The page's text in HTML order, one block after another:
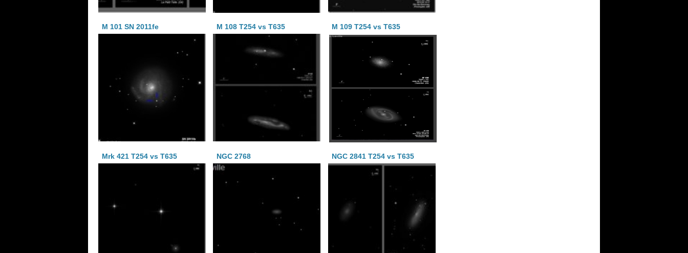
M 101 SN 2011fe M 108 T254 vs T635 M 109 T254 vs T635
Mrk 421 T254 vs T635 NGC 2768 NGC 2841 T254 vs T635